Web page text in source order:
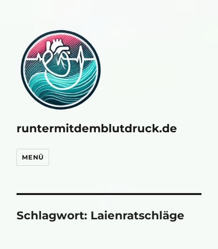
runtermitdemblutdruck.de
MENÜ
Schlagwort: Laienratschläge